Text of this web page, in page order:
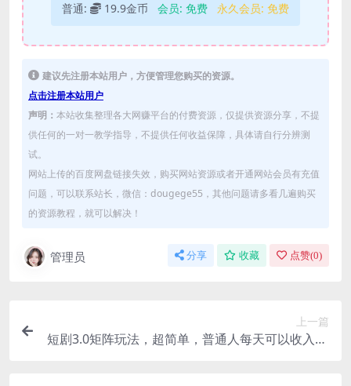
普通: 19.9金币 会员: 免费 永久会员: 免费
建议先注册本站用户，方便管理您购买的资源。
点击注册本站用户
声明： 本站收集整理各大网赚平台的付费资源，仅提供资源分享，不提
供任何的一对一教学指导，不提供任何收益保障，具体请自行分辨测
试。
网站上传的百度网盘链接失效，购买网站资源或者开通网站会员有充值
问题，可以联系站长，微信：dougege55，其他问题请多看几遍购买
的资源教程，就可以解决！
管理员 分享 收藏 点赞(0)
上一篇
短剧3.0矩阵玩法，超简单，普通人每天可以收入1k